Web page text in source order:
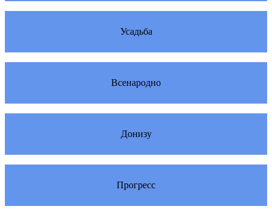
Усадьба
Всенародно
Донизу
Прогресс